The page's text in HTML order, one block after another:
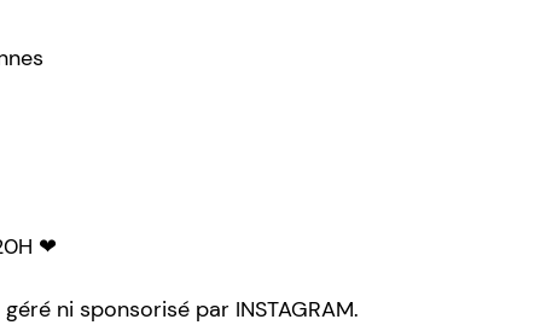
❤
ni sponsorisé par INSTAGRAM.